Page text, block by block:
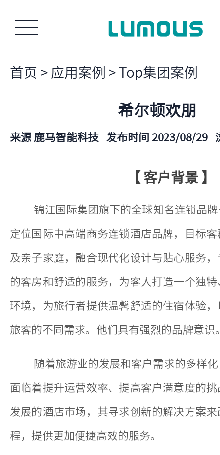
首页 > 应用案例 > Top集团案例
希尔顿欢朋
来源 鹿马智能科技 发布时间 2023/08/29
【 客户背景 】
锦江国际集团旗下的全球知名连锁品
定位国际中高端商务连锁酒店品牌，目标
及亲子家庭，融合现代化设计与贴心服务
的客房和舒适的服务，为客人打造一个独
环境，为旅行者提供温馨舒适的住宿体验
旅客的不同需求。他们具有强烈的品牌意识
随着旅游业的发展和客户需求的多样
面临着提升运营效率、提高客户满意度的
发展的酒店市场，其寻求创新的解决方案
程，提供更加便捷高效的服务。